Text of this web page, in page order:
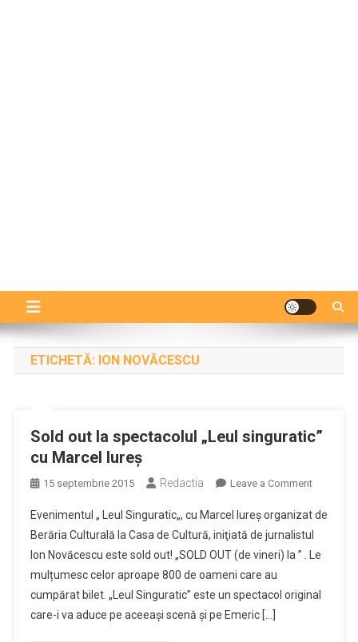
ETICHETĂ: ION NOVĂCESCU
Sold out la spectacolul „Leul singuratic”
cu Marcel Iureş
15 septembrie 2015 Redactia Leave a Commenton
out
la
Evenimentul „ Leul Singuratic„, cu Marcel Iureș organizat de
Berăria Culturală la Casa de Cultură, iniţiată de jurnalistul
Ion Novăcescu este sold out! „SOLD OUT (de vineri) la ” . Le
mulțumesc celor aproape 800 de oameni care au
cumpărat bilet. „Leul Singuratic” este un spectacol original
care-i va aduce pe aceeași scenă și pe Emeric […]